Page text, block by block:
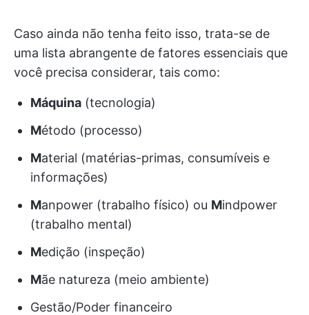
Caso ainda não tenha feito isso, trata-se de
uma lista abrangente de fatores essenciais que
você precisa considerar, tais como:
Máquina (tecnologia)
Método (processo)
Material (matérias-primas, consumíveis e
informações)
Manpower (trabalho físico) ou Mindpower
(trabalho mental)
Medição (inspeção)
Mãe natureza (meio ambiente)
Gestão/Poder financeiro